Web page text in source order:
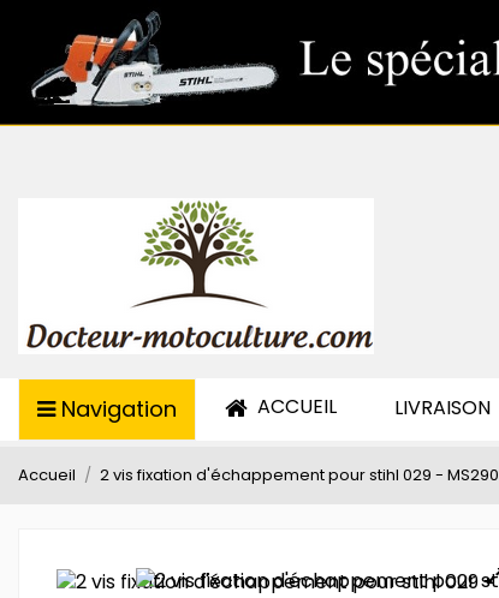
Navigation ACCUEIL LIVRAISON
Accueil 2 vis fixation d'échappement pour stihl 029 - MS290